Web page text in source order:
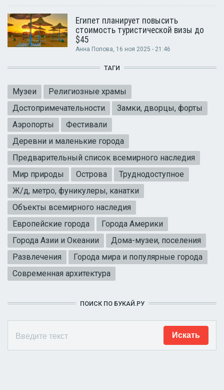
Египет планирует повысить
стоимость туристической визы до
$45
Анна Попова, 16 ноя 2025 - 21:46
ТАГИ
Музеи
Религиозные храмы
Достопримечательности
Замки, дворцы, форты
Аэропорты
Фестивали
Деревни и маленькие города
Предварительный список всемирного наследия
Мир природы
Острова
Труднодоступное
Ж/д, метро, фуникулеры, канатки
Объекты всемирного наследия
Европейские города
Города Америки
Города Азии и Океании
Дома-музеи, поселения
Развлечения
Города мира и популярные города
Современная архитектура
ПОИСК ПО БУКАЙ.РУ